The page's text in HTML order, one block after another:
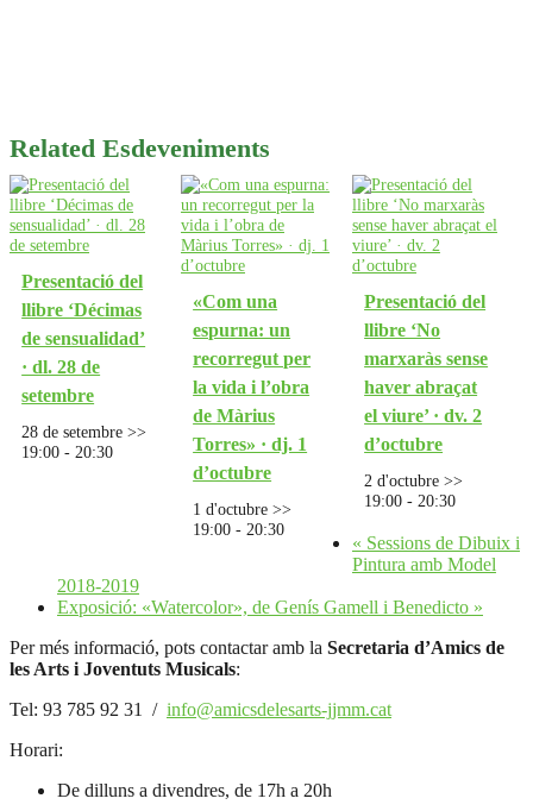
Related Esdeveniments
Presentació del
llibre ‘Décimas
de sensualidad’
· dl. 28 de
setembre
28 de setembre >>
19:00 - 20:30
«Com una
espurna: un
recorregut per
la vida i l’obra
de Màrius
Torres» · dj. 1
d’octubre
1 d'octubre >>
19:00 - 20:30
Presentació del
llibre ‘No
marxaràs sense
haver abraçat
el viure’ · dv. 2
d’octubre
2 d'octubre >>
19:00 - 20:30
« Sessions de Dibuix i
Pintura amb Model
2018-2019
Exposició: «Watercolor», de Genís Gamell i Benedicto »
Per més informació, pots contactar amb la Secretaria d’Amics de
les Arts i Joventuts Musicals:
Tel: 93 785 92 31 / info@amicsdelesarts-jjmm.cat
Horari:
De dilluns a divendres, de 17h a 20h